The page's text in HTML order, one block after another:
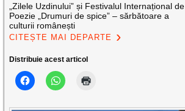
„Zilele Uzdinului” și Festivalul Internațional de
Poezie „Drumuri de spice” – sărbătoare a
culturii românești
CITEȘTE MAI DEPARTE
Distribuie acest articol